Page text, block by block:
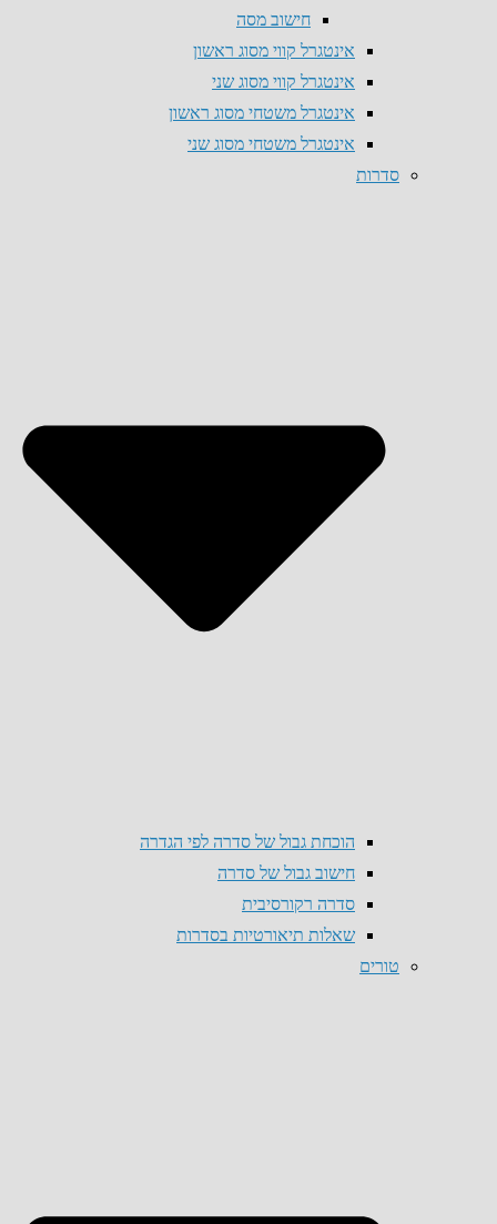
חישוב מסה
אינטגרל קווי מסוג ראשון
אינטגרל קווי מסוג שני
אינטגרל משטחי מסוג ראשון
אינטגרל משטחי מסוג שני
סדרות
הוכחת גבול של סדרה לפי הגדרה
חישוב גבול של סדרה
סדרה רקורסיבית
שאלות תיאורטיות בסדרות
טורים